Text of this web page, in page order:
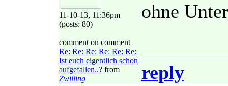
11-10-13, 11:36pm
(posts: 80)
comment on comment
Re: Re: Re: Re: Re: Re:
Ist euch eigentlich schon
aufgefallen..? from
Zwilling
ohne
reply